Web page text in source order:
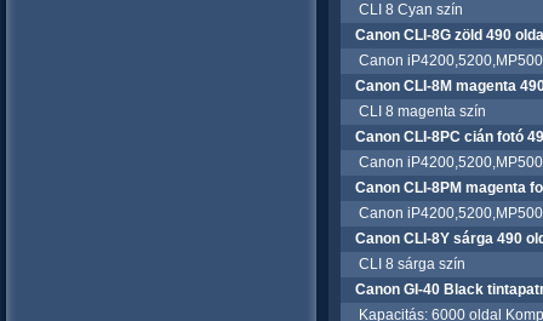
CLI 8 Cyan szín
Canon CLI-8G zöld 490
Canon
Canon CLI-8M magenta
CLI 8 magenta szín
Canon CLI-8PC cián fotó
Canon
Canon CLI-8PM magenta
Canon
Canon CLI-8Y sárga 490
CLI 8 sárga szín
Canon GI-40 Black
Kapacitás: 6000 oldal